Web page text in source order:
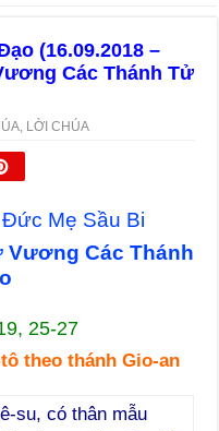
(16.09.2018 –
Các Thánh Tử
LỜI CHÚA
Mẹ Sầu Bi
Vương Các Thánh
25-27
theo thánh Gio-an
su, có thân mẫu